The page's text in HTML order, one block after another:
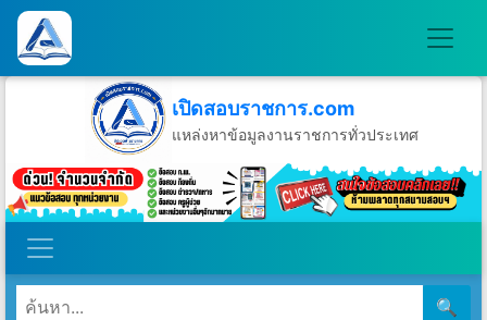
เปิดสอบราชการ.com
แหล่งหาข้อมูลงานราชการทั่วประเทศ
วันอาทิตย์ที่ 9 เดือนสิงหาคม พ.ศ.2569
🔍